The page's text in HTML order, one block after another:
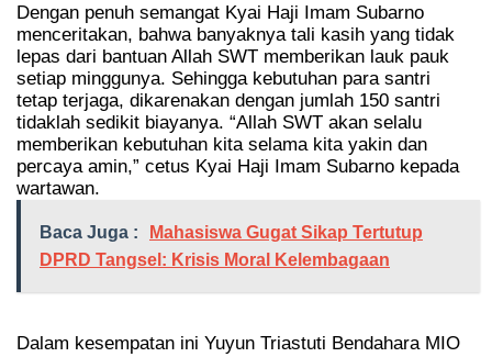
Dengan penuh semangat Kyai Haji Imam Subarno
menceritakan, bahwa banyaknya tali kasih yang tidak
lepas dari bantuan Allah SWT memberikan lauk pauk
setiap minggunya. Sehingga kebutuhan para santri
tetap terjaga, dikarenakan dengan jumlah 150 santri
tidaklah sedikit biayanya. “Allah SWT akan selalu
memberikan kebutuhan kita selama kita yakin dan
percaya amin,” cetus Kyai Haji Imam Subarno kepada
wartawan.
Baca Juga :
Mahasiswa Gugat Sikap Tertutup
DPRD Tangsel: Krisis Moral Kelembagaan
Dalam kesempatan ini Yuyun Triastuti Bendahara MIO